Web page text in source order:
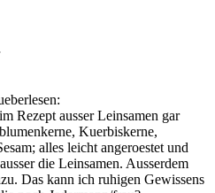
Rezept ausser Leinsamen gar
Kuerbiskerne,
alles leicht angeroestet und
die Leinsamen. Ausserdem
Das kann ich ruhigen Gewissens